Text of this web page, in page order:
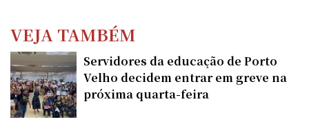
VEJA TAMBÉM
Servidores da educação de Porto
Velho decidem entrar em greve na
próxima quarta-feira